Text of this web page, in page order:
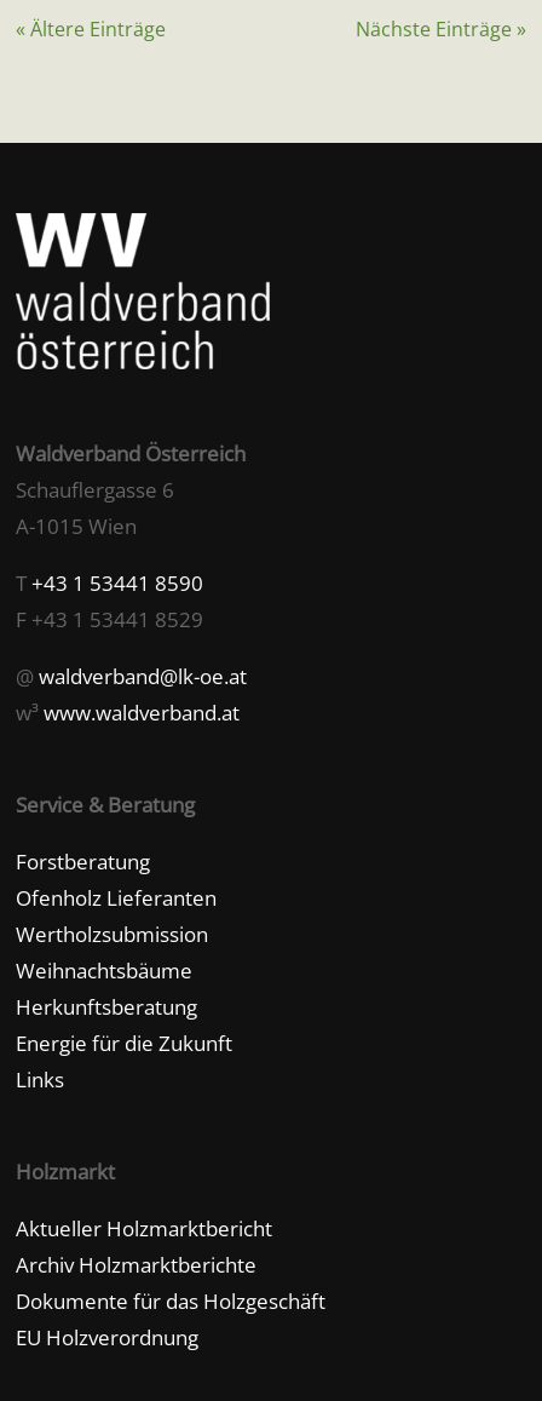
« Ältere Einträge Nächste Einträge »
Waldverband Österreich
Schauflergasse 6
A-1015 Wien
T+43 1 53441 8590
F +43 1 53441 8529
@waldverband@lk-oe.at
w³www.waldverband.at
Service & Beratung
Forstberatung
Ofenholz Lieferanten
Wertholzsubmission
Weihnachtsbäume
Herkunftsberatung
Energie für die Zukunft
Links
Holzmarkt
Aktueller Holzmarktbericht
Archiv Holzmarktberichte
Dokumente für das Holzgeschäft
EU Holzverordnung